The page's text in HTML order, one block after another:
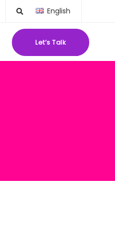
English
Let’s Talk